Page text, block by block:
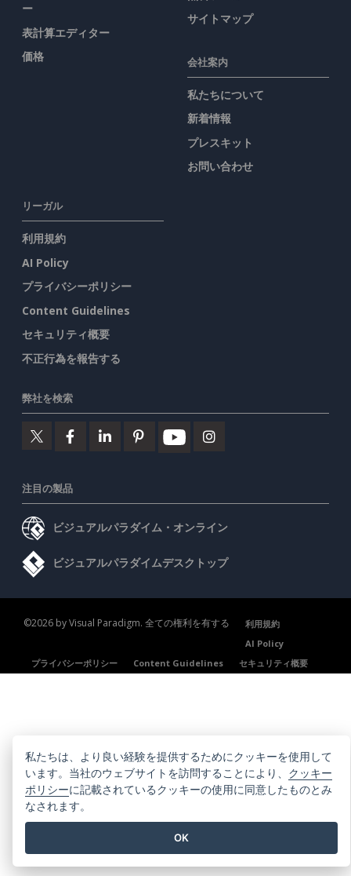
ー
表計算エディター
価格
サイトマップ
会社案内
私たちについて
新着情報
プレスキット
お問い合わせ
リーガル
利用規約
AI Policy
プライバシーポリシー
Content Guidelines
セキュリティ概要
不正行為を報告する
弊社を検索
注目の製品
ビジュアルパラダイム・オンライン
ビジュアルパラダイムデスクトップ
©2026 by Visual Paradigm. 全ての権利を有する
利用規約
AI Policy
プライバシーポリシー
Content Guidelines セキュリティ概要
私たちは、より良い経験を提供するためにクッキーを使用して
います。当社のウェブサイトを訪問することにより、 クッキー
ポリシーに記載されているクッキーの使用に同意したものとみ
なされます。
OK